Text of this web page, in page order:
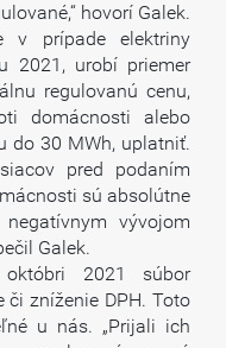
hovorí Galek.
v prípade elektriny
2021, urobí priemer
regulovanú cenu,
domácnosti alebo
do 30 MWh, uplatniť.
pred podaním
sú absolútne
vývojom
Galek.
2021 súbor
či zníženie DPH. Toto
u nás. „Prijali ich